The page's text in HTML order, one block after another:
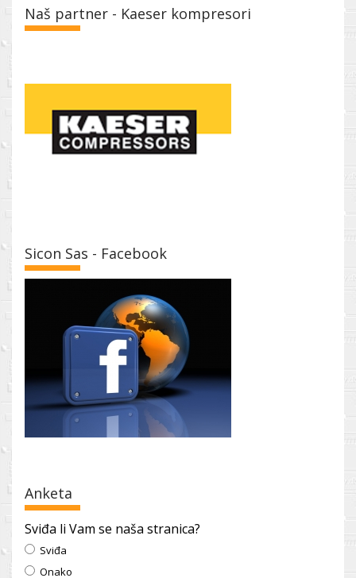
Naš partner - Kaeser kompresori
Sicon Sas - Facebook
Anketa
Sviđa li Vam se naša stranica?
Sviđa
Onako